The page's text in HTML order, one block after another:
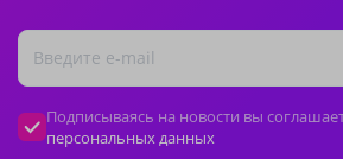
Подписываясь на новости вы
персональных данных